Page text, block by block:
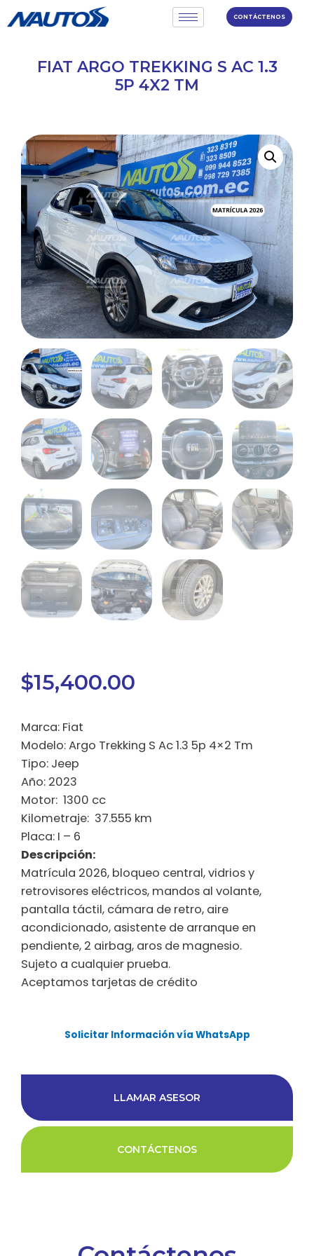
CONTÁCTENOS
FIAT ARGO TREKKING S AC 1.3
5P 4X2 TM
$15,400.00
Marca: Fiat
Modelo: Argo Trekking S Ac 1.3 5p 4×2 Tm
Tipo: Jeep
Año: 2023
Motor: 1300 cc
Kilometraje: 37.555 km
Placa: I – 6
Descripción:
Matrícula 2026, bloqueo central, vidrios y
retrovisores eléctricos, mandos al volante,
pantalla táctil, cámara de retro, aire
acondicionado, asistente de arranque en
pendiente, 2 airbag, aros de magnesio.
Sujeto a cualquier prueba.
Aceptamos tarjetas de crédito
Solicitar Información vía WhatsApp
LLAMAR ASESOR
CONTÁCTENOS